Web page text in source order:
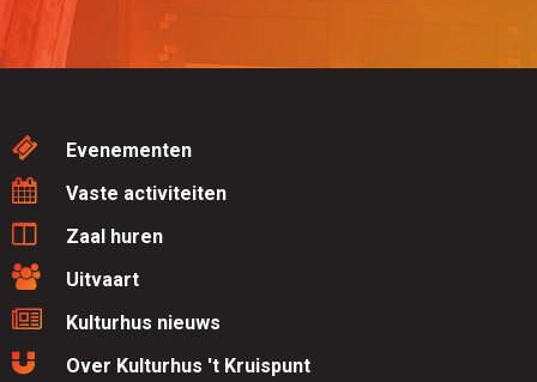
Evenementen
Vaste activiteiten
Zaal huren
Uitvaart
Kulturhus nieuws
Over Kulturhus 't Kruispunt